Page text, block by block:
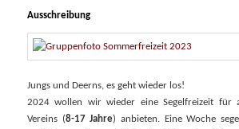
Ausschreibung
Jungs und Deerns, es geht wieder los!
2024 wollen wir wieder eine Segelfreizeit für
Vereins (8-17 Jahre) anbieten. Eine Woche